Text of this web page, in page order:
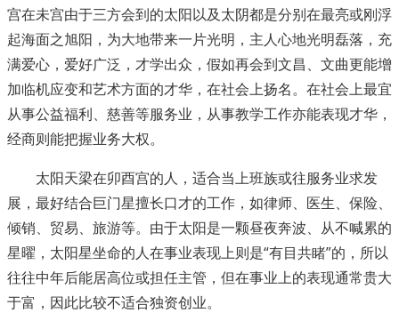
宫在未宫由于三方会到的太阳以及太阴都是分别在最亮或刚浮
起海面之旭阳，为大地带来一片光明，主人心地光明磊落，充
满爱心，爱好广泛，才学出众，假如再会到文昌、文曲更能增
加临机应变和艺术方面的才华，在社会上扬名。在社会上最宜
从事公益福利、慈善等服务业，从事教学工作亦能表现才华，
经商则能把握业务大权。
太阳天梁在卯酉宫的人，适合当上班族或往服务业求发
展，最好结合巨门星擅长口才的工作，如律师、医生、保险、
倾销、贸易、旅游等。由于太阳是一颗昼夜奔波、从不喊累的
星曜，太阳星坐命的人在事业表现上则是“有目共睹”的，所以
往往中年后能居高位或担任主管，但在事业上的表现通常贵大
于富，因此比较不适合独资创业。